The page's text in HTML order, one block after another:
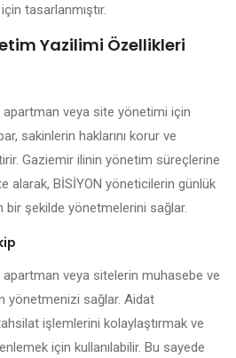
tasarlanmıştır.
Yazilimi Özellikleri
apartman veya site yönetimi için
sakinlerin haklarını korur ve
Gaziemir ilinin yönetim süreçlerine
alarak, BİSİYON yöneticilerin günlük
bir şekilde yönetmelerini sağlar.
apartman veya sitelerin muhasebe ve
yönetmenizi sağlar. Aidat
işlemlerini kolaylaştırmak ve
için kullanılabilir. Bu sayede